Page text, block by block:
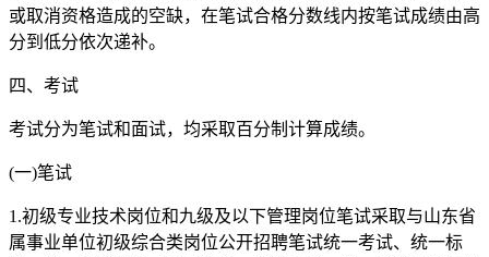
或取消资格造成的空缺，在笔试合格分数线内按笔试成绩由高
分到低分依次递补。
四、考试
考试分为笔试和面试，均采取百分制计算成绩。
(一)笔试
1.初级专业技术岗位和九级及以下管理岗位笔试采取与山东省
属事业单位初级综合类岗位公开招聘笔试统一考试、统一标